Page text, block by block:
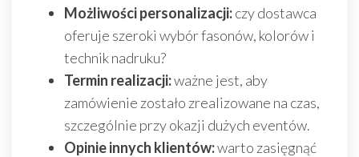
Możliwości personalizacji:czy dostawca
oferuje szeroki wybór fasonów, kolorów i
technik nadruku?
Termin realizacji:ważne jest, aby
zamówienie zostało zrealizowane na czas,
szczególnie przy okazji dużych eventów.
Opinie innych klientów:warto zasięgnąć